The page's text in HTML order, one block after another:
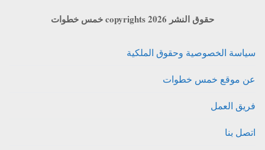
حقوق النشر copyrights 2026 خمس خطوات
سياسة الخصوصية وحقوق الملكية
عن موقع خمس خطوات
فريق العمل
اتصل بنا